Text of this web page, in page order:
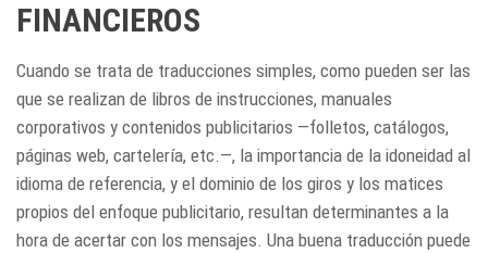
FINANCIEROS
Cuando se trata de traducciones simples, como pueden ser las
que se realizan de libros de instrucciones, manuales
corporativos y contenidos publicitarios —folletos, catálogos,
páginas web, cartelería, etc.—, la importancia de la idoneidad al
idioma de referencia, y el dominio de los giros y los matices
propios del enfoque publicitario, resultan determinantes a la
hora de acertar con los mensajes. Una buena traducción puede